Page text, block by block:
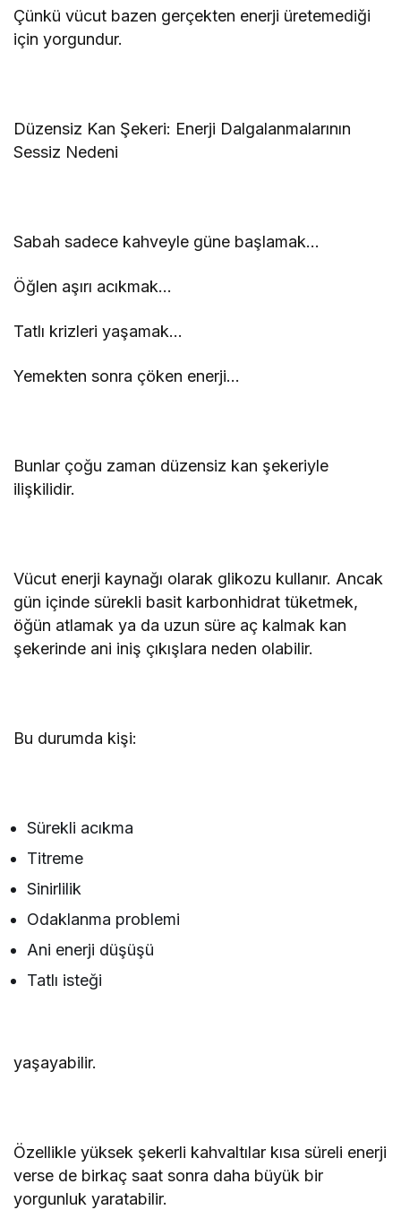
Çünkü vücut bazen gerçekten enerji üretemediği
için yorgundur.
Düzensiz Kan Şekeri: Enerji Dalgalanmalarının
Sessiz Nedeni
Sabah sadece kahveyle güne başlamak…
Öğlen aşırı acıkmak…
Tatlı krizleri yaşamak…
Yemekten sonra çöken enerji…
Bunlar çoğu zaman düzensiz kan şekeriyle
ilişkilidir.
Vücut enerji kaynağı olarak glikozu kullanır. Ancak
gün içinde sürekli basit karbonhidrat tüketmek,
öğün atlamak ya da uzun süre aç kalmak kan
şekerinde ani iniş çıkışlara neden olabilir.
Bu durumda kişi:
Sürekli acıkma
Titreme
Sinirlilik
Odaklanma problemi
Ani enerji düşüşü
Tatlı isteği
yaşayabilir.
Özellikle yüksek şekerli kahvaltılar kısa süreli enerji
verse de birkaç saat sonra daha büyük bir
yorgunluk yaratabilir.